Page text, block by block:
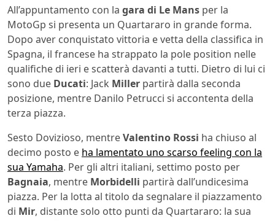
All’appuntamento con la gara di Le Mans per la
MotoGp si presenta un Quartararo in grande forma.
Dopo aver conquistato vittoria e vetta della classifica in
Spagna, il francese ha strappato la pole position nelle
qualifiche di ieri e scatterà davanti a tutti. Dietro di lui ci
sono due Ducati: Jack Miller partirà dalla seconda
posizione, mentre Danilo Petrucci si accontenta della
terza piazza.
Sesto Dovizioso, mentreValentino Rossi ha chiuso al
decimo posto e ha lamentato uno scarso feeling con la
sua Yamaha. Per gli altri italiani, settimo posto per
Bagnaia, mentre Morbidelli partirà dall’undicesima
piazza. Per la lotta al titolo da segnalare il piazzamento
di Mir, distante solo otto punti da Quartararo: la sua